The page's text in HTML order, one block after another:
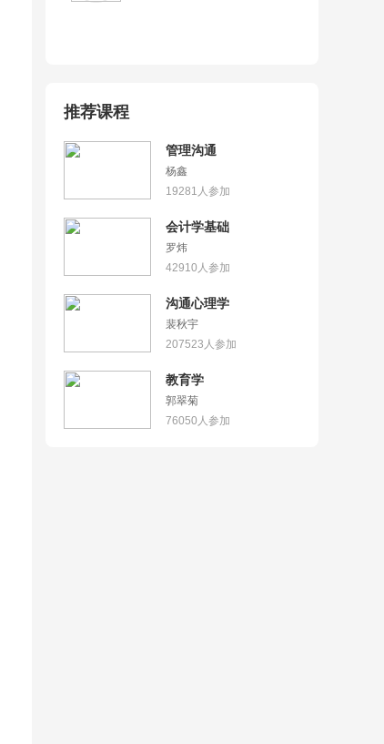
推荐课程
管理沟通
杨鑫
19281 人参加
会计学基础
罗炜
42910 人参加
沟通心理学
裴秋宇
207523 人参加
教育学
郭翠菊
76050 人参加